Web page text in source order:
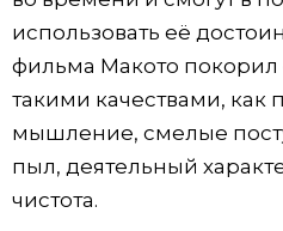
использовать её
фильма Макото
такими качествами, как
мышление, смелые
пыл, деятельный
чистота.